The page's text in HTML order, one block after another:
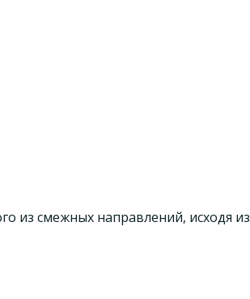
из смежных направлений, исходя из